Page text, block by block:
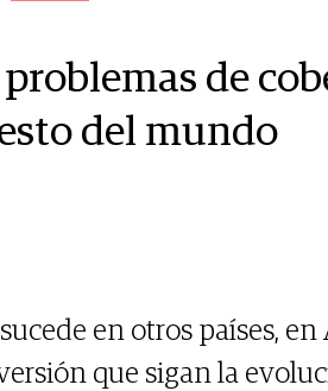
de
del mundo
en otros países,
que sigan la